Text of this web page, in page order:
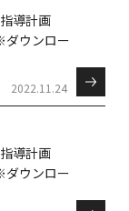
導計画
ダウンロー
2022.11.24
導計画
ダウンロー